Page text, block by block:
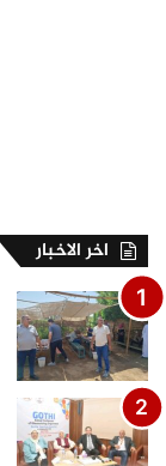
اخر الاخبار